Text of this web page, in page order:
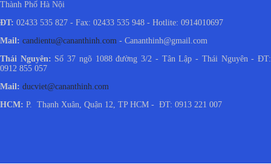
Thành Phố Hà Nội
ĐT: 02433 535 827 - Fax: 02433 535 948 - Hotlite: 0914010697
Mail: candientu@cananthinh.com - Cananthinh@gmail.com
Thái Nguyên: Số 37 ngõ 1088 đường 3/2 - Tân Lập - Thái Nguyên - ĐT:
0912 855 057
Mail: ducviet@cananthinh.com
HCM: P. Thạnh Xuân, Quận 12, TP HCM - ĐT: 0913 221 007